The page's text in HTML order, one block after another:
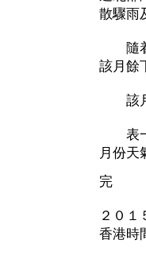
散驟雨
隨着
該月餘
該月
表一
月份天
完
２０１
香港時